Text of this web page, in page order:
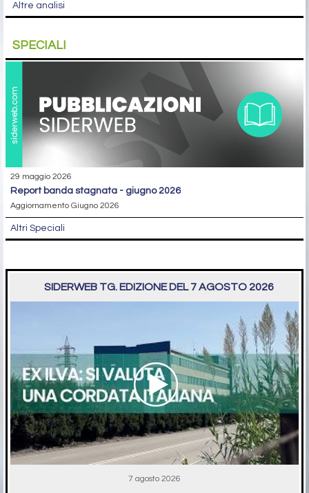
Altre analisi
SPECIALI
29 maggio 2026
report banda stagnata - giugno 2026
Aggiornamento Giugno 2026
Altri Speciali
SIDERWEB TG. EDIZIONE DEL 7 AGOSTO 2026
7 agosto 2026